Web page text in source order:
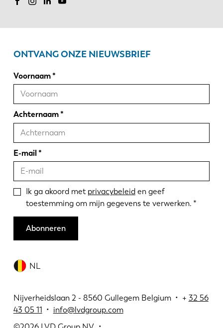
NL
Nijverheidslaan 2 - 8560 Gullegem Belgium • + 32 56
43 05 11 • info@lvdgroup.com
ONTVANG ONZE NIEUWSBRIEF
Voornaam
Achternaam
E-mail
Ik ga akoord met privacybeleid en geef
toestemming om mijn gegevens te verwerken.
Abonneren